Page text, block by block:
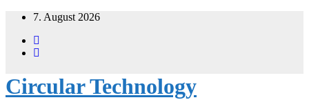
Zum
springen
7. August 2026
Circular Technology